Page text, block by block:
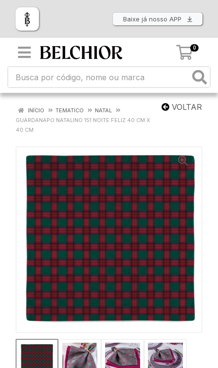
Baixe já nosso APP
0
VOLTAR
INÍCIO TEMATICO
NATAL
GUARDANAPO NATALINO 151 NOITE FELIZ 40 CM X
40 CM